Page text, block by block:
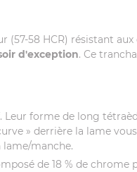
(57-58 HCR) résistant
d'exception. Ce
Leur forme de long
» derrière la lame
manche.
de 18 % de